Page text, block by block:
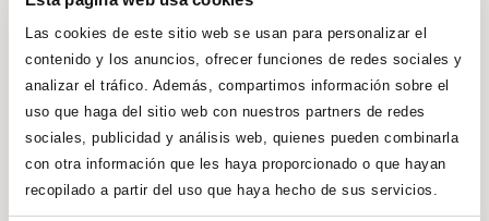
Las cookies de este sitio web se usan para personalizar el
contenido y los anuncios, ofrecer funciones de redes sociales y
analizar el tráfico. Además, compartimos información sobre el
uso que haga del sitio web con nuestros partners de redes
sociales, publicidad y análisis web, quienes pueden combinarla
con otra información que les haya proporcionado o que hayan
recopilado a partir del uso que haya hecho de sus servicios.
forma la protege. No precisa ningún
cuidado.